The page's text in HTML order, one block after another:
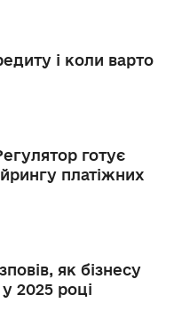
і коли варто
готує
платіжних
як бізнесу
2025 році